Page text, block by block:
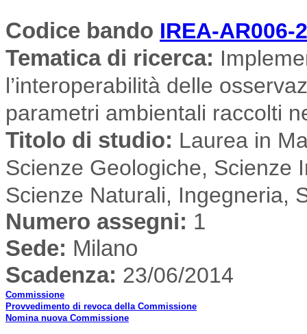
Codice bando IREA-AR006-
Tematica di ricerca:
l’interoperabilità delle
parametri ambientali raccolti
Titolo di studio: Laurea in
Scienze Geologiche, Scienze
Scienze Naturali, Ingegneria,
Numero assegni: 1
Sede: Milano
Scadenza: 23/06/2014
Commissione
Provvedimento di revoca della Commissione
Nomina nuova Commissione